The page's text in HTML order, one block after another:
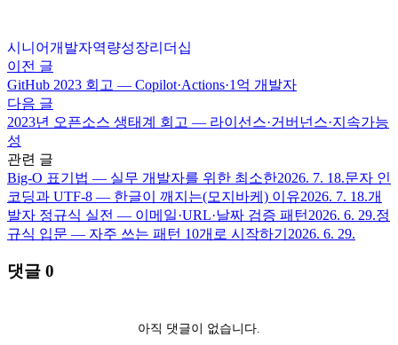
시니어개발자역량성장리더십
이전 글
GitHub 2023 회고 — Copilot·Actions·1억 개발자
다음 글
2023년 오픈소스 생태계 회고 — 라이선스·거버넌스·지속가능
성
관련 글
Big-O 표기법 — 실무 개발자를 위한 최소한2026. 7. 18.문자 인
코딩과 UTF-8 — 한글이 깨지는(모지바케) 이유2026. 7. 18.개
발자 정규식 실전 — 이메일·URL·날짜 검증 패턴 2026. 6. 29.정
규식 입문 — 자주 쓰는 패턴 10개로 시작하기 2026. 6. 29.
댓글 0
아직 댓글이 없습니다.